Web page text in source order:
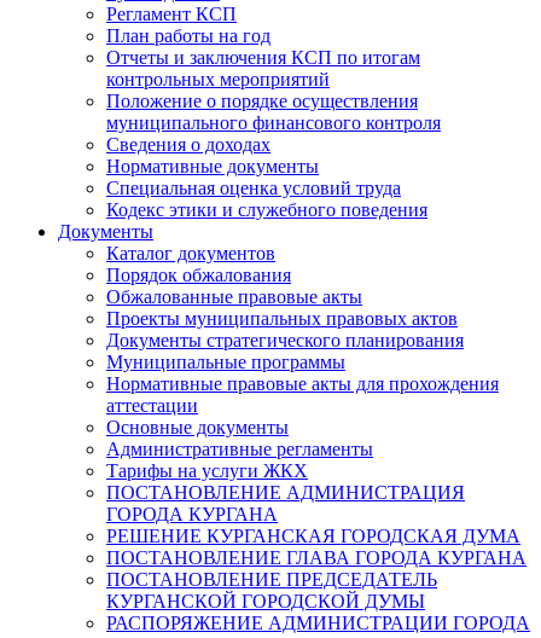
Регламент КСП
План работы на год
Отчеты и заключения КСП по итогам
контрольных мероприятий
Положение о порядке осуществления
муниципального финансового контроля
Сведения о доходах
Нормативные документы
Специальная оценка условий труда
Кодекс этики и служебного поведения
Документы
Каталог документов
Порядок обжалования
Обжалованные правовые акты
Проекты муниципальных правовых актов
Документы стратегического планирования
Муниципальные программы
Нормативные правовые акты для прохождения
аттестации
Основные документы
Административные регламенты
Тарифы на услуги ЖКХ
ПОСТАНОВЛЕНИЕ АДМИНИСТРАЦИЯ
ГОРОДА КУРГАНА
РЕШЕНИЕ КУРГАНСКАЯ ГОРОДСКАЯ ДУМА
ПОСТАНОВЛЕНИЕ ГЛАВА ГОРОДА КУРГАНА
ПОСТАНОВЛЕНИЕ ПРЕДСЕДАТЕЛЬ
КУРГАНСКОЙ ГОРОДСКОЙ ДУМЫ
РАСПОРЯЖЕНИЕ АДМИНИСТРАЦИИ ГОРОДА